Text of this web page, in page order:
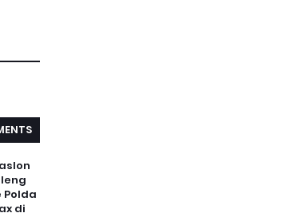
Polda
di